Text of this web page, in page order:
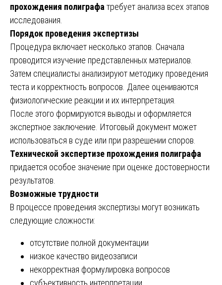
прохождения полиграфа требует анализа всех этапов
исследования.
Порядок проведения экспертизы
Процедура включает несколько этапов. Сначала
проводится изучение представленных материалов.
Затем специалисты анализируют методику проведения
теста и корректность вопросов. Далее оцениваются
физиологические реакции и их интерпретация.
После этого формируются выводы и оформляется
экспертное заключение. Итоговый документ может
использоваться в суде или при разрешении споров.
Технической экспертизе прохождения полиграфа
придается особое значение при оценке достоверности
результатов.
Возможные трудности
В процессе проведения экспертизы могут возникать
следующие сложности:
отсутствие полной документации
низкое качество видеозаписи
некорректная формулировка вопросов
субъективность интерпретации